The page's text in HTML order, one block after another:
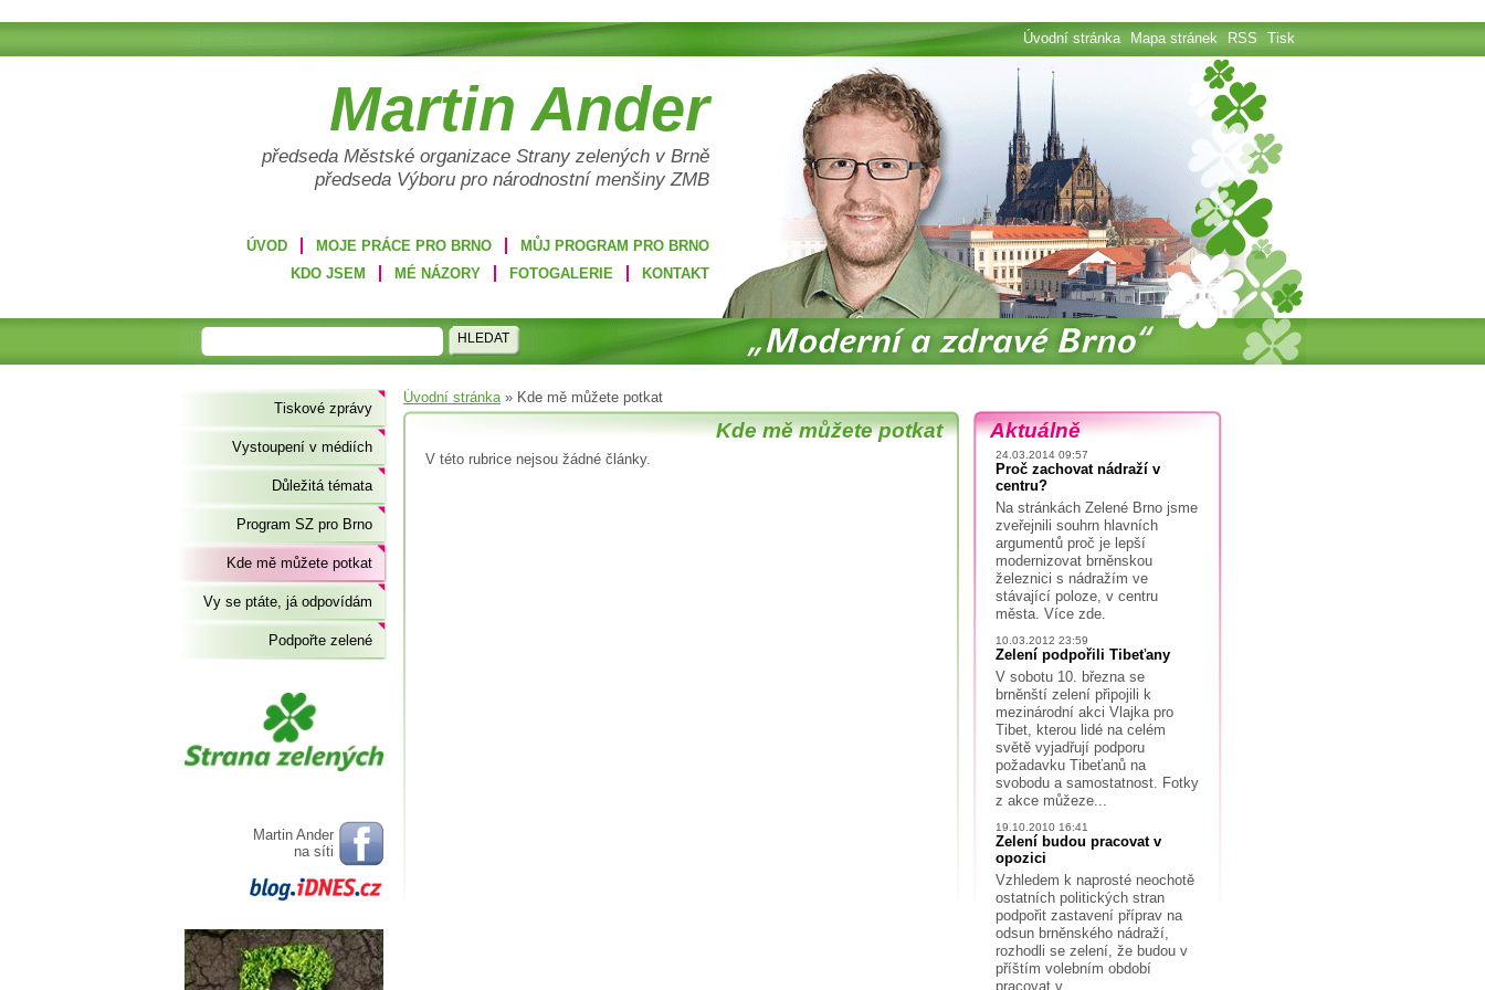
Martin Ander
předseda Městské organizace Strany zelených v Brně
předseda Výboru pro národnostní menšiny ZMB
MŮJ PROGRAM PRO BRNO
MOJE PRÁCE PRO BRNO
ÚVOD
KONTAKT
FOTOGALERIE
MÉ NÁZORY
KDO JSEM
Úvodní stránka » Kde mě můžete potkat
Kde mě můžete potkat
V této rubrice nejsou žádné články.
Aktuálně
24.03.2014 09:57
Proč zachovat nádraží v
centru?
Na stránkách Zelené Brno jsme
zveřejnili souhrn hlavních
argumentů proč je lepší
modernizovat brněnskou
železnici s nádražím ve
stávající poloze, v centru
města. Více zde.
10.03.2012 23:59
Zelení podpořili Tibeťany
V sobotu 10. března se
brněnští zelení připojili k
mezinárodní akci Vlajka pro
Tibet, kterou lidé na celém
světě vyjadřují podporu
požadavku Tibeťanů na
svobodu a samostatnost. Fotky
z akce můžeze...
19.10.2010 16:41
Zelení budou pracovat v
opozici
Vzhledem k naprosté neochotě
ostatních politických stran
podpořit zastavení příprav na
odsun brněnského nádraží,
rozhodli se zelení, že budou v
příštím volebním období
pracovat v...
Tiskové zprávy
Vystoupení v médiích
Důležitá témata
Program SZ pro Brno
Kde mě můžete potkat
Vy se ptáte, já odpovídám
Podpořte zelené
Martin Ander
na síti
HLEDAT
Úvodní stránka Mapa stránek RSS Tisk